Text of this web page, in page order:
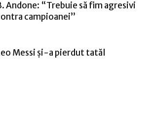
Andone: “Trebuie să fim agresivi
campioanei”
Messi şi-a pierdut tatăl